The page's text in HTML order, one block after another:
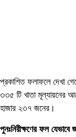
প্রকাশিত ফলাফলে দেখা
৩৩৫ টি খাতা মূল্যায়নের
হাজার ২৩৭ জনের।
পুনঃনিরীক্ষণের ফল যেভাবে